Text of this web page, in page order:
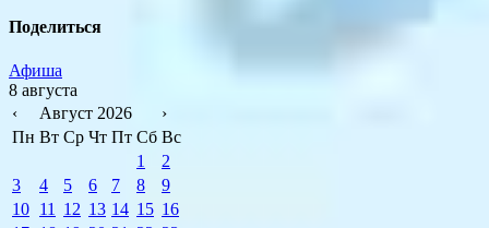
Поделиться
Афиша
8 августа
‹
Август 2026
›
Пн Вт Ср Чт Пт Сб Вс
1
2
3
4 5 6 7 8
9
10 11 12 13 14 15 16